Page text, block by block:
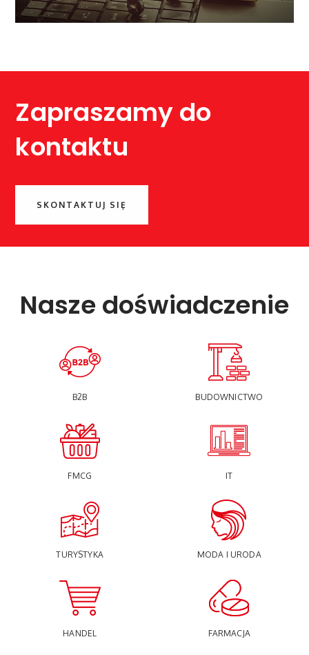
Zapraszamy do
kontaktu
SKONTAKTUJ SIĘ
Nasze doświadczenie
B2B
FMCG
TURYSTYKA
BUDOWNICTWO
IT
MODA I URODA
HANDEL FARMACJA